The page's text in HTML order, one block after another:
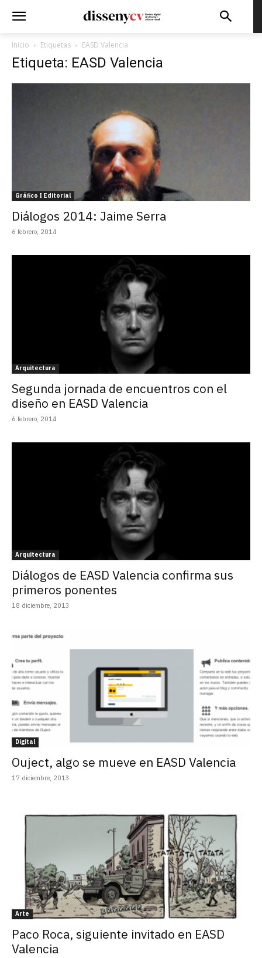
Inicio Etiquetas EASD Valencia
Etiqueta: EASD Valencia
Gráfico I Editorial
Diálogos 2014: Jaime Serra
6 febrero, 2014
Arquitectura
Segunda jornada de encuentros con el
diseño en EASD Valencia
6 febrero, 2014
Arquitectura
Diálogos de EASD Valencia confirma sus
primeros ponentes
18 diciembre, 2013
Digital
Ouject, algo se mueve en EASD Valencia
17 diciembre, 2013
Arte
Paco Roca, siguiente invitado en EASD
Valencia